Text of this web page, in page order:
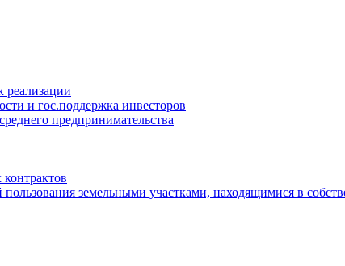
реализации
и гос.поддержка инвесторов
предпринимательства
земельными участками, находящимися в